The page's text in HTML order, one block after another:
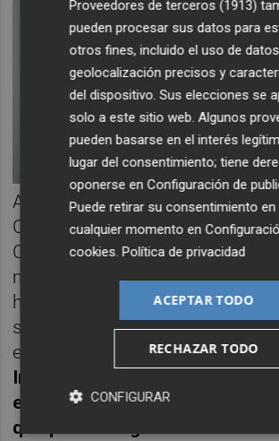
Asimismo, preguntado por la
Consell sobre la decisión de
Comunitat no gestione desde el
momento el Ingreso Mínimo
harán País Vasco y Navarra, y
se pueda utilizar para negociar
estado de alarma, Puig ha
Ingreso Mínimo es una "medida
extraordinariamente positiva y
que piensa el gobierno
Proveedores de terceros (1913)
pueden procesar sus datos para
otros fines, incluido el uso de
geolocalización precisos y
del dispositivo. Sus elecciones se
solo a este sitio web. Algunos
pueden basarse en el interés
lugar del consentimiento; tiene
oponerse enConfiguración de
Puede retirar su consentimiento en
cualquier momento en
cookies .Política de privacidad
ACEPTAR TODO
RECHAZAR TODO
CONFIGURAR